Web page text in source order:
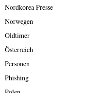
Nordkorea Presse
Norwegen
Oldtimer
Österreich
Personen
Phishing